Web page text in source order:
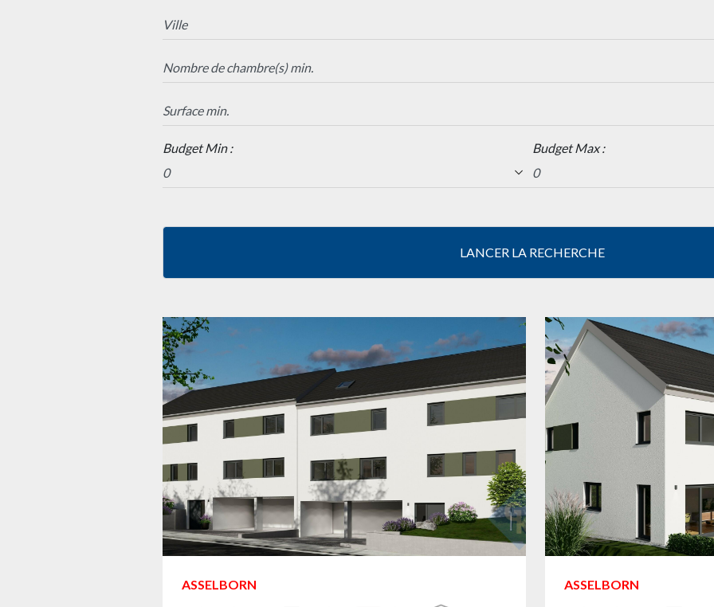
Budget Min : Budget Max :
ASSELBORN ASSELBORN